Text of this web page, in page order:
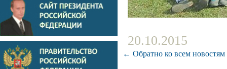
20.10.2015
← Обратно ко всем новостям